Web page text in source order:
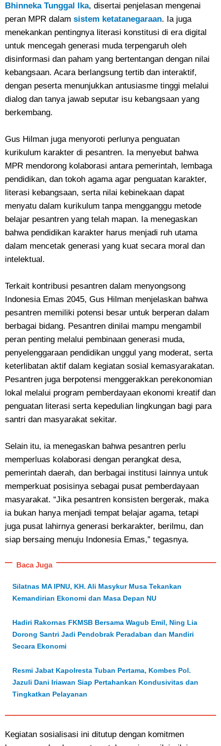
Bhinneka Tunggal Ika, disertai penjelasan mengenai
peran MPR dalam sistem ketatanegaraan. Ia juga
menekankan pentingnya literasi konstitusi di era digital
untuk mencegah generasi muda terpengaruh oleh
disinformasi dan paham yang bertentangan dengan nilai
kebangsaan. Acara berlangsung tertib dan interaktif,
dengan peserta menunjukkan antusiasme tinggi melalui
dialog dan tanya jawab seputar isu kebangsaan yang
berkembang.
Gus Hilman juga menyoroti perlunya penguatan
kurikulum karakter di pesantren. Ia menyebut bahwa
MPR mendorong kolaborasi antara pemerintah, lembaga
pendidikan, dan tokoh agama agar penguatan karakter,
literasi kebangsaan, serta nilai kebinekaan dapat
menyatu dalam kurikulum tanpa mengganggu metode
belajar pesantren yang telah mapan. Ia menegaskan
bahwa pendidikan karakter harus menjadi ruh utama
dalam mencetak generasi yang kuat secara moral dan
intelektual.
Terkait kontribusi pesantren dalam menyongsong
Indonesia Emas 2045, Gus Hilman menjelaskan bahwa
pesantren memiliki potensi besar untuk berperan dalam
berbagai bidang. Pesantren dinilai mampu mengambil
peran penting melalui pembinaan generasi muda,
penyelenggaraan pendidikan unggul yang moderat, serta
keterlibatan aktif dalam kegiatan sosial kemasyarakatan.
Pesantren juga berpotensi menggerakkan perekonomian
lokal melalui program pemberdayaan ekonomi kreatif dan
penguatan literasi serta kepedulian lingkungan bagi para
santri dan masyarakat sekitar.
Selain itu, ia menegaskan bahwa pesantren perlu
memperluas kolaborasi dengan perangkat desa,
pemerintah daerah, dan berbagai institusi lainnya untuk
memperkuat posisinya sebagai pusat pemberdayaan
masyarakat. “Jika pesantren konsisten bergerak, maka
ia bukan hanya menjadi tempat belajar agama, tetapi
juga pusat lahirnya generasi berkarakter, berilmu, dan
siap bersaing menuju Indonesia Emas,” tegasnya.
Baca Juga
Silatnas MA IPNU, KH. Ali Masykur Musa Tekankan
Kemandirian Ekonomi dan Masa Depan NU
Hadiri Rakornas FKMSB Bersama Wagub Emil, Ning Lia
Dorong Santri Jadi Pendobrak Peradaban dan Mandiri
Secara Ekonomi
Resmi Jabat Kapolresta Tuban Pertama, Kombes Pol.
Jazuli Dani Iriawan Siap Pertahankan Kondusivitas dan
Tingkatkan Pelayanan
Kegiatan sosialisasi ini ditutup dengan komitmen